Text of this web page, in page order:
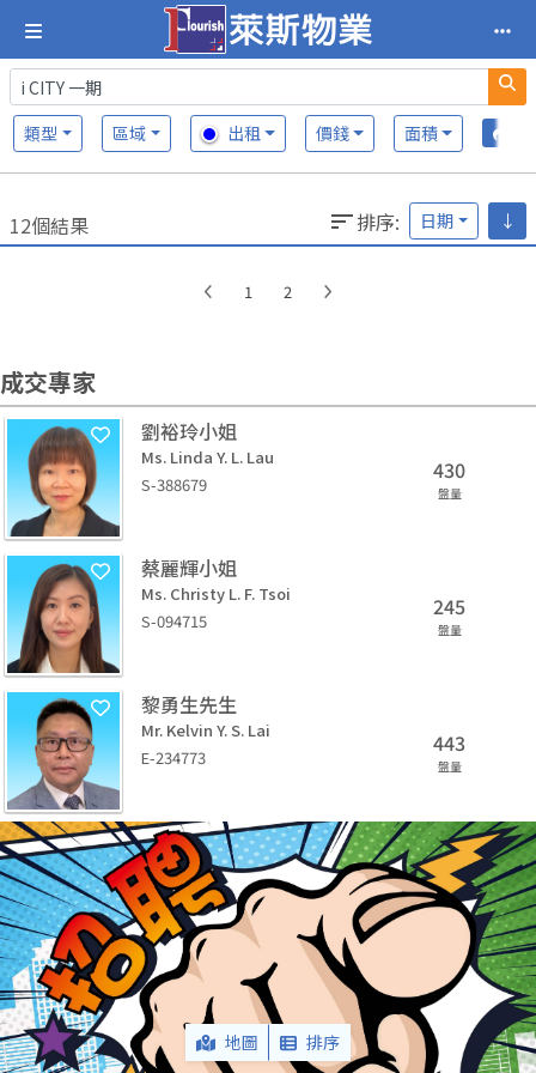
類型 區域 出租 價錢 面積
12個結果 排序: 日期 ↓
1 2
成交專家
劉裕玲小姐
Ms. Linda Y. L. Lau
S-388679
430
盤量
蔡麗輝小姐
Ms. Christy L. F. Tsoi
S-094715
245
盤量
黎勇生先生
Mr. Kelvin Y. S. Lai
E-234773
443
盤量
地圖 排序